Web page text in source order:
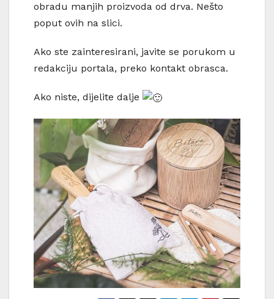
obradu manjih proizvoda od drva. Nešto
poput ovih na slici.
Ako ste zainteresirani, javite se porukom u
redakciju portala, preko kontakt obrasca.
Ako niste, dijelite dalje